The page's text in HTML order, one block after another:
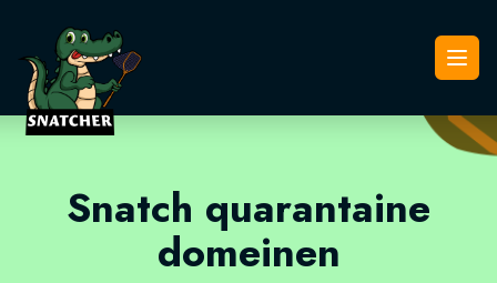
Snatcher
Snatch quarantaine
domeinen